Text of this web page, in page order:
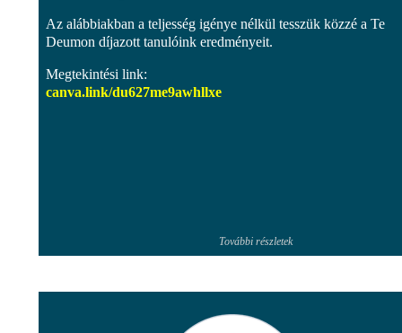
Az alábbiakban a teljesség igénye nélkül tesszük közzé a Te
Deumon díjazott tanulóink eredményeit.
Megtekintési link:
canva.link/du627me9awhllxe
További részletek